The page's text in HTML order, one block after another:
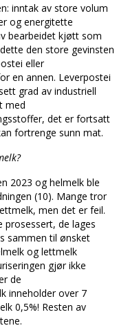
inntak av store volum
og energitette
bearbeidet kjøtt som
den store gevinsten
eller
en annen. Leverpostei
grad av industriell
med
det er fortsatt
fortrenge sunn mat.
2023 og helmelk ble
(10). Mange tror
men det er feil.
prosessert, de lages
sammen til ønsket
og lettmelk
gjør ikke
de
inneholder over 7
0,5%! Resten av